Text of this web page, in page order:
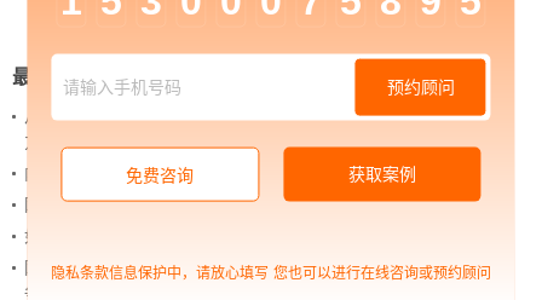
最新新闻
从 “黑神话：悟空” 的成功，看企业网站如何撬动品牌
力量
内容管理：媒体资讯网站搭建的隐藏大BOSS
网站进化的终极形态，你了解吗？
如何借助设计服务打造超级品牌？
网站上线后，如何做好运营工作，让网站持续具备竞
争力？
预约顾问
免费咨询 获取案例
隐私条款信息保护中，请放心填写 您也可以进行在线咨询或预约顾问